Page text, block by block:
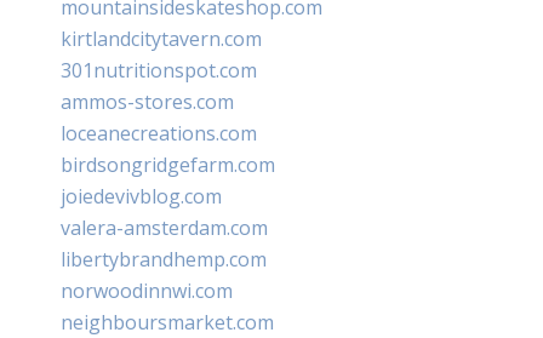
mountainsideskateshop.com
kirtlandcitytavern.com
301nutritionspot.com
ammos-stores.com
loceanecreations.com
birdsongridgefarm.com
joiedevivblog.com
valera-amsterdam.com
libertybrandhemp.com
norwoodinnwi.com
neighboursmarket.com